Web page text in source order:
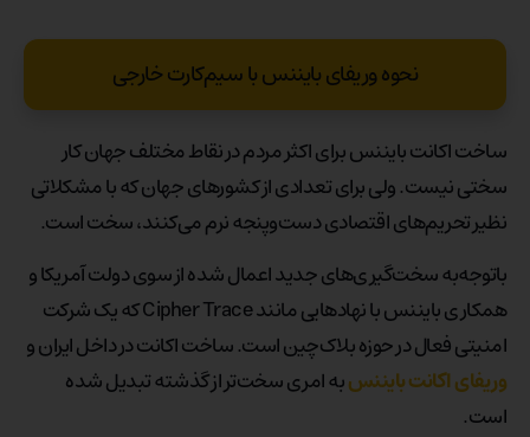
نحوه وریفای بایننس با سیم‌کارت خارجی
ساخت اکانت بایننس برای اکثر مردم در نقاط مختلف جهان کار
سختی نیست. ولی برای تعدادی از کشورهای جهان که با مشکلاتی
نظیر تحریم‌های اقتصادی دست‌وپنجه نرم می‌کنند، سخت است.
باتوجه‌به سخت‌گیری‌های جدید اعمال شده از سوی دولت آمریکا و
همکاری بایننس با نهادهایی مانند Cipher Trace که یک شرکت
امنیتی فعال در حوزه بلاک‌چین است. ساخت اکانت در داخل ایران و
وریفای اکانت بایننسبه امری سخت‌تر از گذشته تبدیل شده
است.